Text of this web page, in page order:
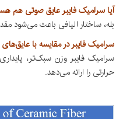
آیا سرامیک فایبر عایق صوتی هم
بله، ساختار الیافی باعث می‌شود
سرامیک فایبر در مقایسه با
سرامیک فایبر وزن سبک‌تر،
حرارتی را ارائه می‌دهد.